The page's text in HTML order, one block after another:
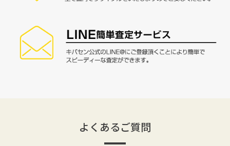
よくあるご質問